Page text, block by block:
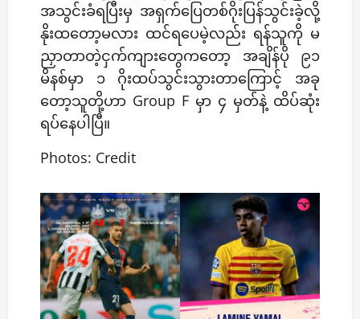
အသွင်းခံရပြီးမှ အရှက်ပြေတစ်ဂိုးပြန်သွင်းခဲ့လို့
နိုးထတော့မလား ထင်ရပေမဲ့လည်း ရန်သူကို မ
ညှာတာတဲ့ငှက်ကျားတွေကတော့ အချိန်ပို ၉၁
မိနစ်မှာ ၁ ဂိုးထပ်သွင်းသွားတာကြောင့် အခု
တော့သူတို့ဟာ Group F မှာ ၄ မှတ်နဲ့ ထိပ်ဆုံး
ရပ်နေပါပြီ။
Photos: Credit